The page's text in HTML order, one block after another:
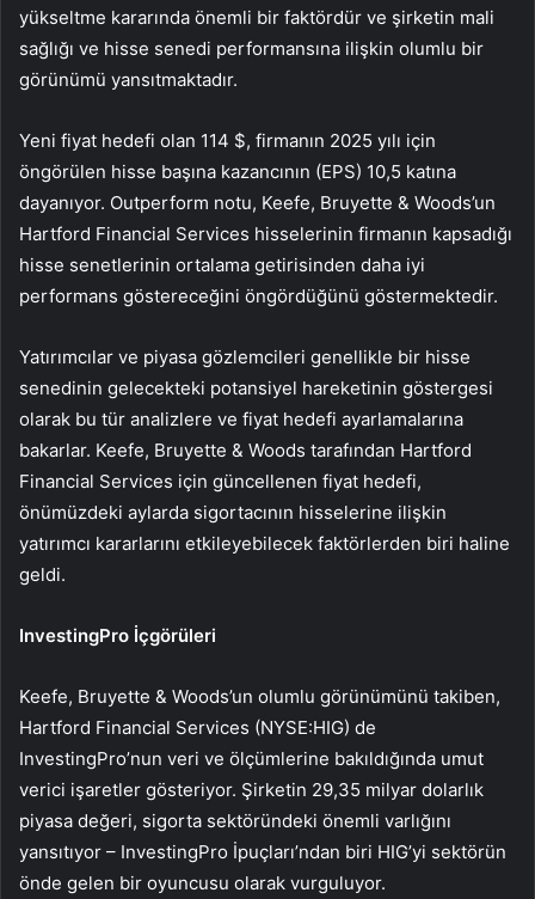
yükseltme kararında önemli bir faktördür ve şirketin mali
sağlığı ve hisse senedi performansına ilişkin olumlu bir
görünümü yansıtmaktadır.
Yeni fiyat hedefi olan 114 $, firmanın 2025 yılı için
öngörülen hisse başına kazancının (EPS) 10,5 katına
dayanıyor. Outperform notu, Keefe, Bruyette & Woods’un
Hartford Financial Services hisselerinin firmanın kapsadığı
hisse senetlerinin ortalama getirisinden daha iyi
performans göstereceğini öngördüğünü göstermektedir.
Yatırımcılar ve piyasa gözlemcileri genellikle bir hisse
senedinin gelecekteki potansiyel hareketinin göstergesi
olarak bu tür analizlere ve fiyat hedefi ayarlamalarına
bakarlar. Keefe, Bruyette & Woods tarafından Hartford
Financial Services için güncellenen fiyat hedefi,
önümüzdeki aylarda sigortacının hisselerine ilişkin
yatırımcı kararlarını etkileyebilecek faktörlerden biri haline
geldi.
InvestingPro İçgörüleri
Keefe, Bruyette & Woods’un olumlu görünümünü takiben,
Hartford Financial Services (NYSE:HIG) de
InvestingPro’nun veri ve ölçümlerine bakıldığında umut
verici işaretler gösteriyor. Şirketin 29,35 milyar dolarlık
piyasa değeri, sigorta sektöründeki önemli varlığını
yansıtıyor – InvestingPro İpuçları’ndan biri HIG’yi sektörün
önde gelen bir oyuncusu olarak vurguluyor.